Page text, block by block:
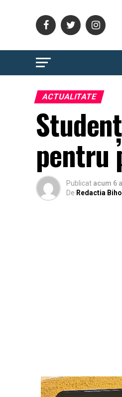
ACTUALITATE
pentru
Publicat acum 6
De Redactia